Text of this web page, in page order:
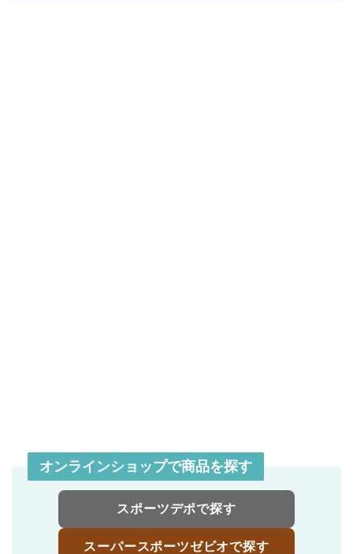
オンラインショップで商品を探す
スポーツデポで探す
スーパースポーツゼビオで探す